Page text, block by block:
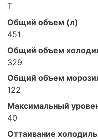
T
Общий объем (л)
451
Общий объем
329
Общий объем
122
Максимальный
40
Оттаивание